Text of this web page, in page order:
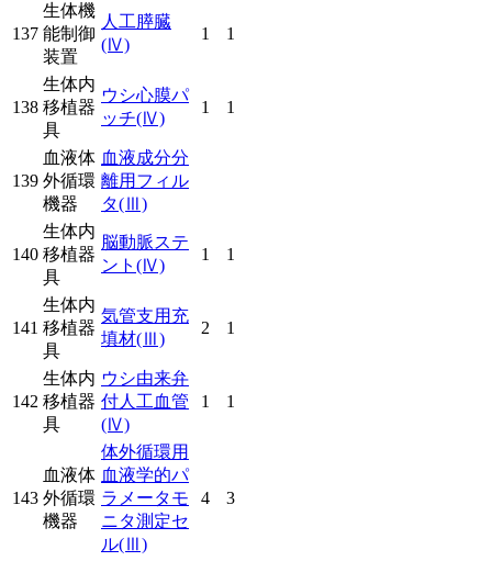
137
生体機
能制御
装置
人工膵臓
(Ⅳ)
1 1
138
生体内
移植器
具
ウシ心膜パ
ッチ(Ⅳ)
1 1
139
血液体
外循環
機器
血液成分分
離用フィル
タ(Ⅲ)
140
生体内
移植器
具
脳動脈ステ
ント (Ⅳ)
1 1
141
生体内
移植器
具
気管支用充
填材(Ⅲ)
2 1
142
生体内
移植器
具
ウシ由来弁
付人工血管
(Ⅳ)
1 1
143
血液体
外循環
機器
体外循環用
血液学的パ
ラメータモ
ニタ測定セ
ル(Ⅲ)
4 3